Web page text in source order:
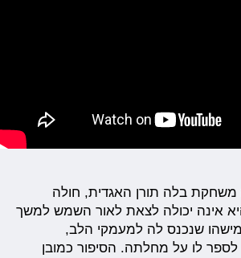
בלה תורן האגדית, חולה
אינה יכולה לצאת לאור השמש למשך
שנכנס לה למעמקי הלב,
לו על מחלתה. הסיפור כמובן